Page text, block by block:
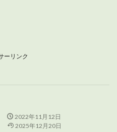
ーリンク
2022年11月12日
2025年12月20日